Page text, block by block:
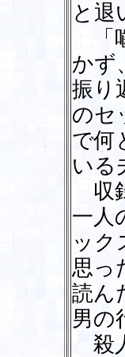
と退
「
かず
振り
のセ
で何
いる
収
一人
ック
思っ
読ん
男の
殺